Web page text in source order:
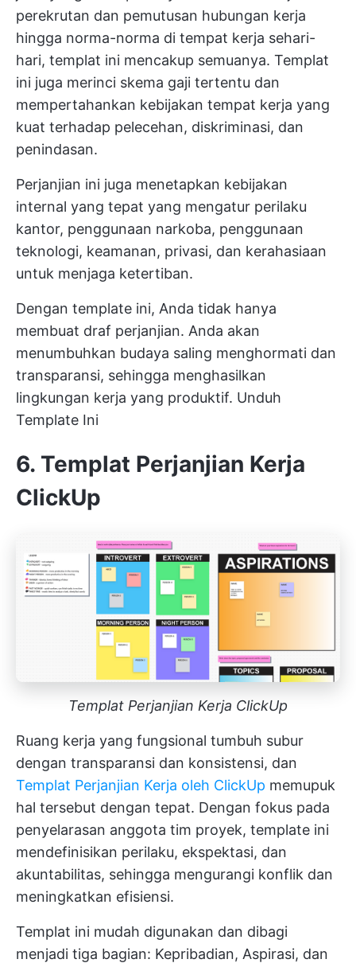
perekrutan dan pemutusan hubungan kerja
hingga norma-norma di tempat kerja sehari-
hari, templat ini mencakup semuanya. Templat
ini juga merinci skema gaji tertentu dan
mempertahankan kebijakan tempat kerja yang
kuat terhadap pelecehan, diskriminasi, dan
penindasan.
Perjanjian ini juga menetapkan kebijakan
internal yang tepat yang mengatur perilaku
kantor, penggunaan narkoba, penggunaan
teknologi, keamanan, privasi, dan kerahasiaan
untuk menjaga ketertiban.
Dengan template ini, Anda tidak hanya
membuat draf perjanjian. Anda akan
menumbuhkan budaya saling menghormati dan
transparansi, sehingga menghasilkan
lingkungan kerja yang produktif. Unduh
Template Ini
6. Templat Perjanjian Kerja
ClickUp
Templat Perjanjian Kerja ClickUp
Ruang kerja yang fungsional tumbuh subur
dengan transparansi dan konsistensi, dan
Templat Perjanjian Kerja oleh ClickUp memupuk
hal tersebut dengan tepat. Dengan fokus pada
penyelarasan anggota tim proyek, template ini
mendefinisikan perilaku, ekspektasi, dan
akuntabilitas, sehingga mengurangi konflik dan
meningkatkan efisiensi.
Templat ini mudah digunakan dan dibagi
menjadi tiga bagian: Kepribadian, Aspirasi, dan